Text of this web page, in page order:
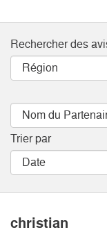
Rechercher des
Trier par
christian